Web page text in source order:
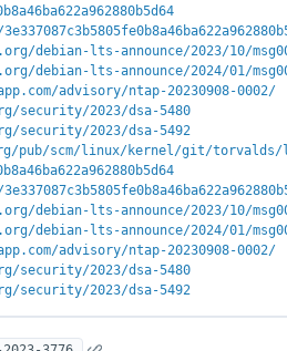
debian-lts-announce/2023/10/
debian-lts-announce/2024/01/
advisory/ntap-20230908-0002/
security/2023/dsa-5480
security/2023/dsa-5492
pub/scm/linux/kernel/git/torvalds/
debian-lts-announce/2023/10/
debian-lts-announce/2024/01/
advisory/ntap-20230908-0002/
security/2023/dsa-5480
security/2023/dsa-5492